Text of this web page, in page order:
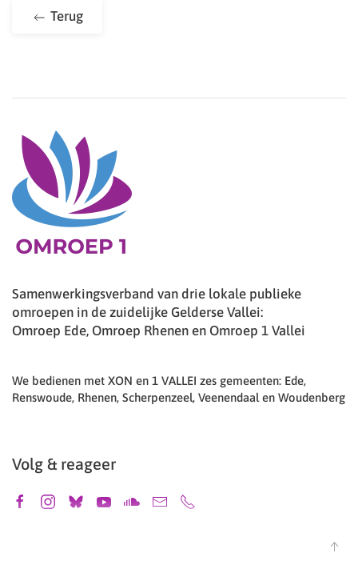
Terug
Samenwerkingsverband van drie lokale publieke
omroepen in de zuidelijke Gelderse Vallei:
Omroep Ede, Omroep Rhenen en Omroep 1 Vallei
We bedienen met XON en 1 VALLEI zes gemeenten: Ede,
Renswoude, Rhenen, Scherpenzeel, Veenendaal en Woudenberg
Volg & reageer